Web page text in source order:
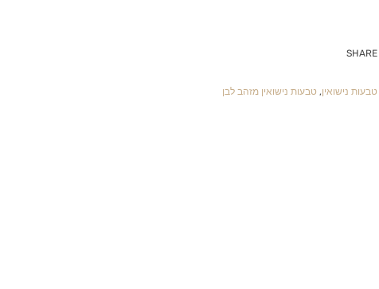
SHARE
טבעות נישואין, טבעות נישואין מזהב לבן